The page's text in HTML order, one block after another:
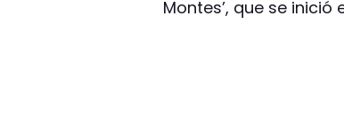
Montes’, que se inició